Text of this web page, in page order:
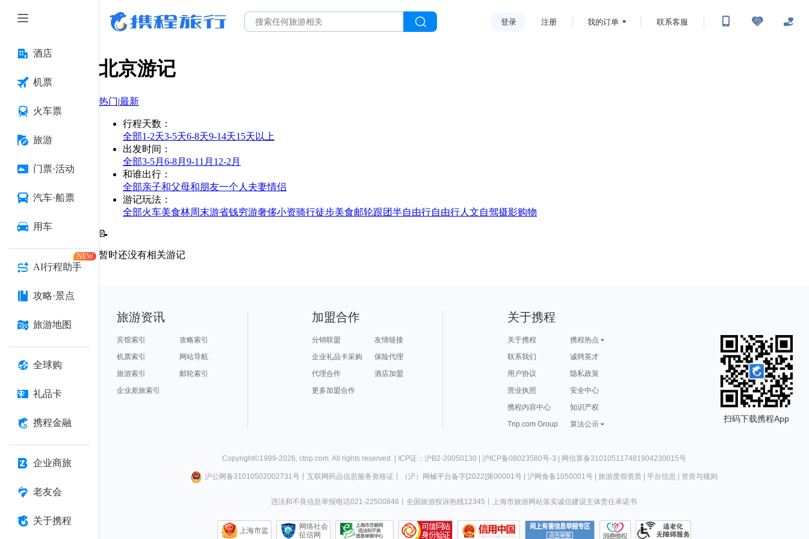
酒店
机票
火车票
旅游
门票·活动
汽车·船票
用车
AI行程助手
NEW
攻略·景点
旅游地图
全球购
礼品卡
携程金融
企业商旅
老友会
关于携程
登录 注册 我的订单 联系客服
北京游记
热门|最新
行程天数 ：
全部1-2天3-5天6-8天9-14天15天以上
出发时间 ：
全部3-5月 6-8月 9-11月 12-2月
和谁出行 ：
全部亲子和父母和朋友一个人 夫妻情侣
游记玩法 ：
全部火车美食林周末游省钱穷游奢侈小资骑行徒步美食邮轮跟团半自由行自由行人文自驾摄影购物
📝
暂时还没有相关游记
旅游资讯
宾馆索引
攻略索引
机票索引
网站导航
旅游索引
邮轮索引
企业差旅索引
加盟合作
分销联盟
友情链接
企业礼品卡采购
保险代理
代理合作
酒店加盟
更多加盟合作
关于携程
关于携程
携程热点
联系我们
诚聘英才
用户协议
隐私政策
营业执照
安全中心
携程内容中心
知识产权
Trip.com Group
算法公示
扫码下载携程App
Copyright©1999-2026, ctrip.com. All rights reserved. | ICP证：沪B2-20050130 | 沪ICP备08023580号-3 | 网信算备310105117481904230015号
沪公网备31010502002731号丨 互联网药品信息服务资格证 （沪）网械平台备字[2022]第00001号| 沪网食备1050001号| 旅游度假资质| 平台信息 资质与规则
违法和不良信息举报电话021-22500846 全国旅游投诉热线12345 上海市旅游网站落实诚信建设主体责任承诺书
上海市监
网络社会
征信网